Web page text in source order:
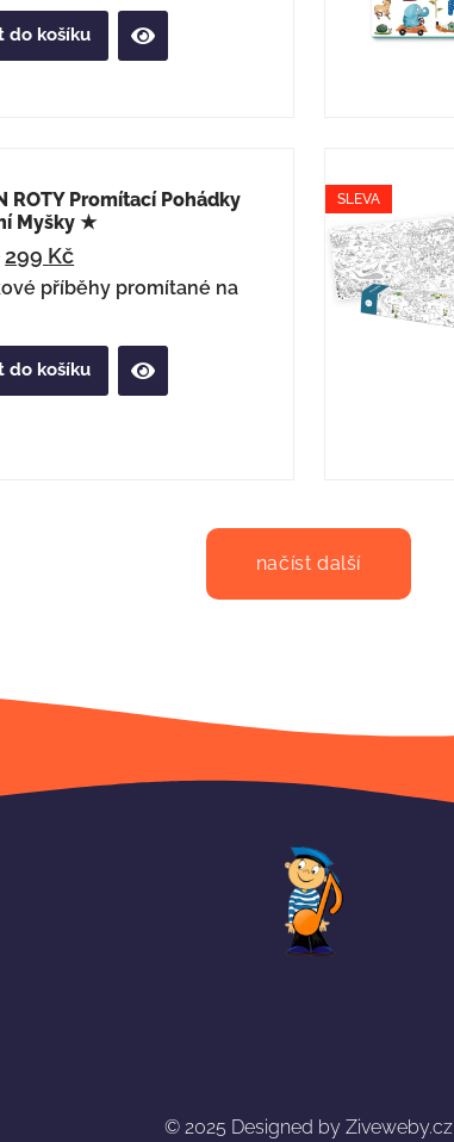
do košíku
ROTY Promítací Pohádky
Myšky ★
299 Kč
příběhy promítané na
do košíku
SLEVA
načíst další
© 2025 Designed by Ziveweby.cz